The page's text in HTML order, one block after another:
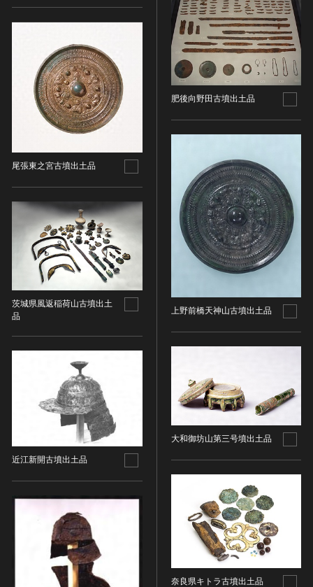
尾張東之宮古墳出土品
茨城県風返稲荷山古墳出土
品
近江新開古墳出土品
肥後向野田古墳出土品
上野前橋天神山古墳出土品
大和御坊山第三号墳出土品
奈良県キトラ古墳出土品
夏 [中国]
殷（商） [中国]
周 [中国]
春秋時代 [中国]
戦国時代 [中国]
秦 [中国]
南北朝（六朝） [中国]
隋 [中国]
唐 [中国]
五代十国 [中国]
明 [中国]
清 [中国]
近現代 [中国]
漆工
陶磁
ガラス
その他
その他の美術
考古資料
石器・石製品類
土器・土製品類
金属製品類
木簡・木製品類
骨角・牙・貝製品類
歴史資料／書跡・典籍／古文書
文書・書籍
絵図・地図
その他
伝統芸能
能楽
その他
工芸技術
金工
重要伝統的建造物群保存地区
選定保存技術
未指定
有形文化財(建造物)
有形文化財(美術工芸品)
民俗文化財(有形民俗文化財)
民俗文化財(無形民俗文化財)
記念物(史跡)
記念物(名勝)
記念物(天然記念物)
伝統的建造物群保存地区
文化財保存技術
地方指定文化財
IN COPYRIGHT - EU ORPHAN WORK（著作権あり-
EU孤児著作物）
IN COPYRIGHT - EDUCATIONAL USE
PERMITTED（著作権あり-教育目的の利用可）
IN COPYRIGHT - NONCOMMERCIAL USE
PERMITTED（著作権あり-非営利目的の利用可）
IN COPYRIGHT - RIGHTSHOLDER(S) UNLOCATABLE
OR UNIDENTIFIABLE（著作権あり-著作権者不明）
RESTRICTIONS（著作権なし-契約による制限あり）
NO COPYRIGHT - NONCOMMERCIAL USE ONLY（著
作権なし-非営利目的のみ利用可）
NO COPYRIGHT - OTHER KNOWN LEGAL
RESTRICTIONS（著作権なし-他の法的制限あり）
NO COPYRIGHT - UNITED STATES（著作権なし-米国
の法律上）
COPYRIGHT NOT EVALUATED（著作権未評価）
COPYRIGHT UNDETERMINED（著作権未決定）
NO KNOWN COPYRIGHT（知る限り著作権なし）
COPYRIGHT UNDETERMINED - JP ORPHAN
WORK（著作権未決定-裁定制度利用著作物）
連想検索する
20件で表示
入力情報をクリア